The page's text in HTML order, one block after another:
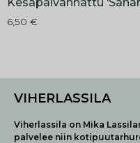
6,50 €
VIHERLASSILA
Viherlassila on Mika
palvelee niin